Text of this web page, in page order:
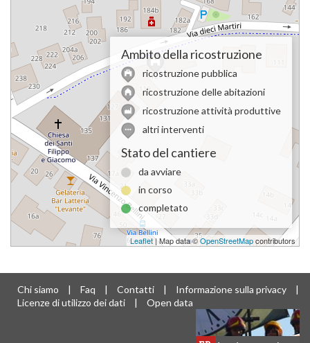
Ambito della ricostruzione
ricostruzione pubblica
ricostruzione delle abitazioni
ricostruzione attività produttive
altri interventi
Stato del cantiere
da avviare
in corso
completato
Leaflet| Map data ©OpenStreetMapcontributors
Chi siamo | Faq | Contatti | Informazione sulla privacy
|
Licenze di utilizzo dei dati
| Open data